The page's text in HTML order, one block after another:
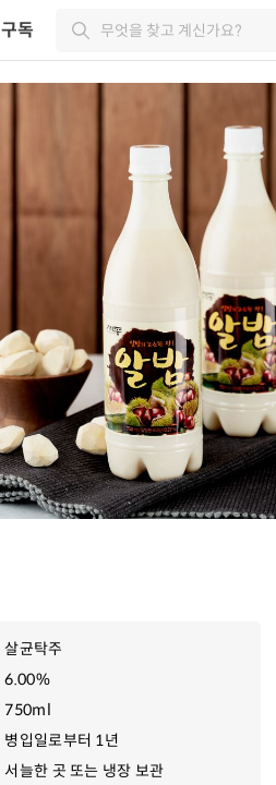
구독 무엇을 찾고 계신가요?
살균탁주
6.00%
750ml
병입일로부터 1년
서늘한 곳 또는 냉장 보관